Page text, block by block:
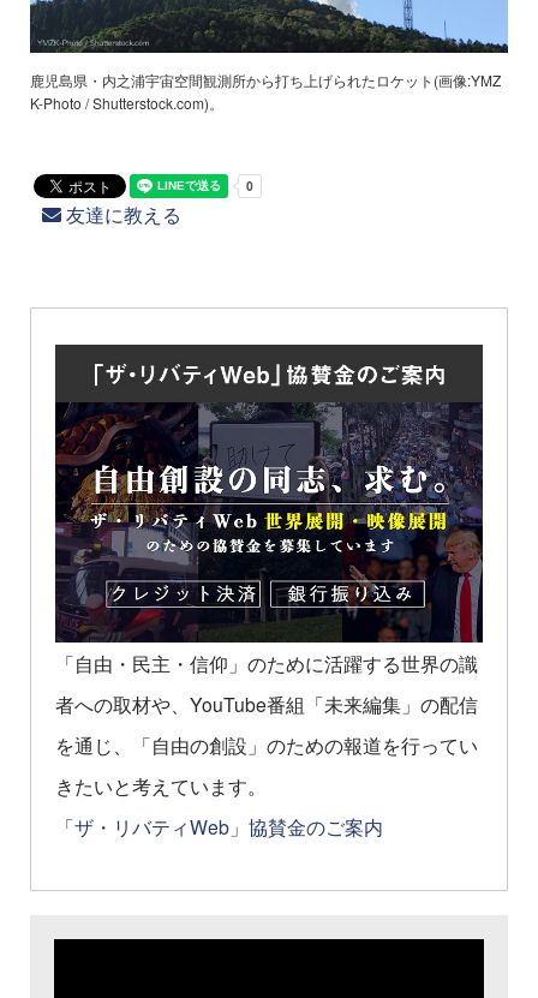
鹿児島県・内之浦宇宙空間観測所から打ち上げられたロケット(画像:YMZ
K-Photo / Shutterstock.com)。
友達に教える
「自由・民主・信仰」のために活躍する世界の識
者への取材や、YouTube番組「未来編集」の配信
を通じ、「自由の創設」のための報道を行ってい
きたいと考えています。
「ザ・リバティWeb」協賛金のご案内